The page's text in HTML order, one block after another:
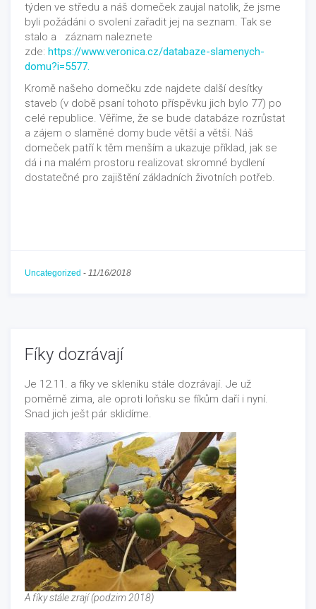
týden ve středu a náš domeček zaujal natolik, že jsme
byli požádáni o svolení zařadit jej na seznam. Tak se
stalo a záznam naleznete
zde: https://www.veronica.cz/databaze-slamenych-
domu?i=5577.
Kromě našeho domečku zde najdete další desítky
staveb (v době psaní tohoto příspěvku jich bylo 77) po
celé republice. Věříme, že se bude databáze rozrůstat
a zájem o slaměné domy bude větší a větší. Náš
domeček patří k těm menším a ukazuje příklad, jak se
dá i na malém prostoru realizovat skromné bydlení
dostatečné pro zajištění základních životních potřeb.
Uncategorized - 11/16/2018
Fíky dozrávají
Je 12.11. a fíky ve skleníku stále dozrávají. Je už
poměrně zima, ale oproti loňsku se fíkům daří i nyní.
Snad jich ješt pár sklidíme.
A fíky stále zrají (podzim 2018)